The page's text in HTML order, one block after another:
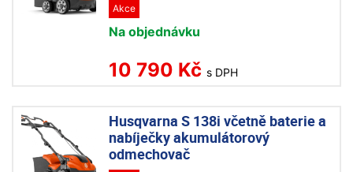
Akce
Na objednávku
10 790 Kč s DPH
Husqvarna S 138i včetně baterie a
nabíječky akumulátorový
odmechovač